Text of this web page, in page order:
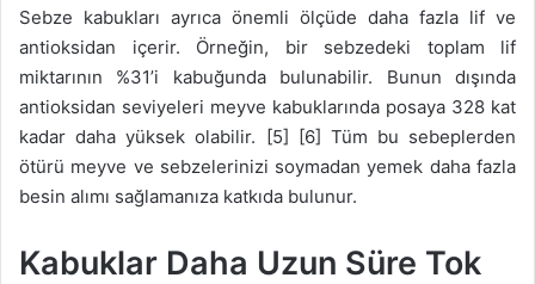
Sebze kabukları ayrıca önemli ölçüde daha fazla lif ve
antioksidan içerir. Örneğin, bir sebzedeki toplam lif
miktarının %31’i kabuğunda bulunabilir. Bunun dışında
antioksidan seviyeleri meyve kabuklarında posaya 328 kat
kadar daha yüksek olabilir. [5] [6] Tüm bu sebeplerden
ötürü meyve ve sebzelerinizi soymadan yemek daha fazla
besin alımı sağlamanıza katkıda bulunur.
Kabuklar Daha Uzun Süre Tok